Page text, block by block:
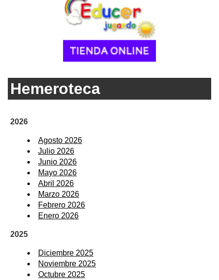
Hemeroteca
2026
Agosto 2026
Julio 2026
Junio 2026
Mayo 2026
Abril 2026
Marzo 2026
Febrero 2026
Enero 2026
2025
Diciembre 2025
Noviembre 2025
Octubre 2025